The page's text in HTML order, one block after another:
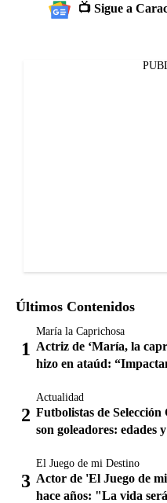
📺 Sigue a
Últimos Contenidos
María la Caprichosa
Actriz de ‘María, la
hizo en ataúd:
Actualidad
Futbolistas de
son goleadores: edades
El Juego de mi Destino
Actor de 'El Juego de
hace años: "La vida